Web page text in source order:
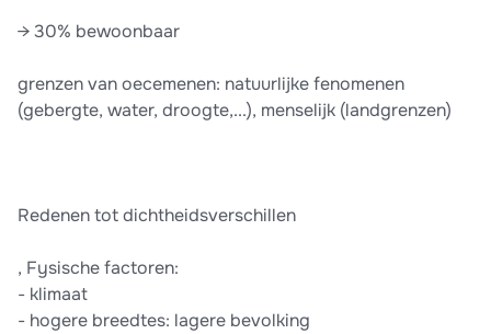
→ 30% bewoonbaar
grenzen van oecemenen: natuurlijke fenomenen
(gebergte, water, droogte,...), menselijk (landgrenzen)
Redenen tot dichtheidsverschillen
, Fysische factoren:
-​ klimaat
-​ hogere breedtes: lagere bevolking